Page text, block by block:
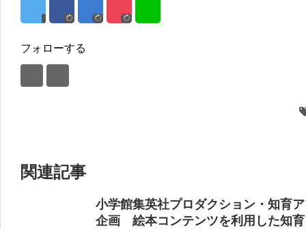
フォローする
関連記事
小学館集英社プロダクション・知育
企画 絵本コンテンツを利用した知